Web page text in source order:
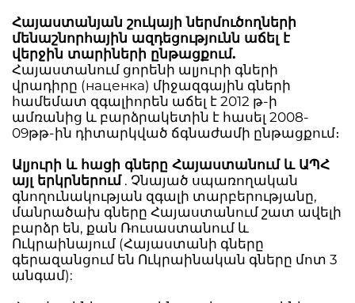
Հայաստանյան շուկայի ներմուծողների
մենաշնորհային ազդեցությունն աճել է
վերջին տարիների ընթացքում.
Հայաստանում ցորենի ալյուրի գների
վրադիրը (наценка) միջազգային գների
համեմատ զգալիորեն աճել է 2012 թ-ի
ամռանից և բարձրակետին է հասել 2008-
09թթ-ին դիտարկված ճգնաժամի ընթացքում։
Ալյուրի և հացի գները Հայաստանում և ԱՊՀ
այլ երկրներում. Չնայած սպառողական
գնողունակության զգալի տարբերությանը,
մանրածախ գները Հայաստանում շատ ավելի
բարձր են, քան Ռուսաստանում և
Ուկրաինայում (Հայաստանի գները
գերազանցում են Ուկրաինական գները մոտ 3
անգամ):